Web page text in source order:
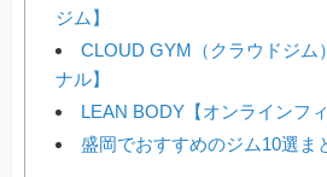
ジム】
CLOUD GYM（クラウドジム
ナル】
LEAN BODY【オンラインフ
盛岡でおすすめのジム10選ま